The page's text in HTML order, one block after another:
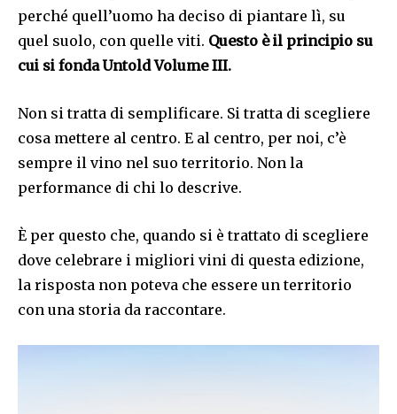
perché quell’uomo ha deciso di piantare lì, su
quel suolo, con quelle viti. Questo è il principio su
cui si fonda Untold Volume III.
Non si tratta di semplificare. Si tratta di scegliere
cosa mettere al centro. E al centro, per noi, c’è
sempre il vino nel suo territorio. Non la
performance di chi lo descrive.
È per questo che, quando si è trattato di scegliere
dove celebrare i migliori vini di questa edizione,
la risposta non poteva che essere un territorio
con una storia da raccontare.